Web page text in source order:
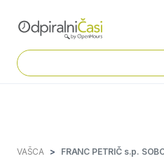
VAŠCA FRANC PETRIČ s.p.